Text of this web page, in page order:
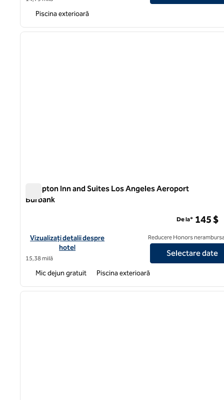
Piscina exterioară
1 din 12
Hampton Inn and Suites Los Angeles Aeroport
Burbank
Vizualizați detaliile hotelului pentru Hampton Inn and Suites
Vizualizați detalii despre
hotel
15,38 milă
De la* 145 $
Reducere Honors
Selectare date
Mic dejun gratuit Piscina exterioară
1 din 12